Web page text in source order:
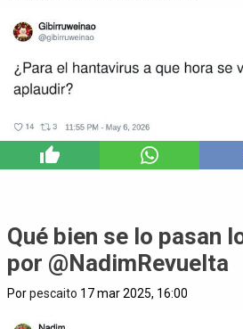
Qué bien se lo pasan
por @NadimRevuelta
Porpescaito 17 mar 2025, 16:00